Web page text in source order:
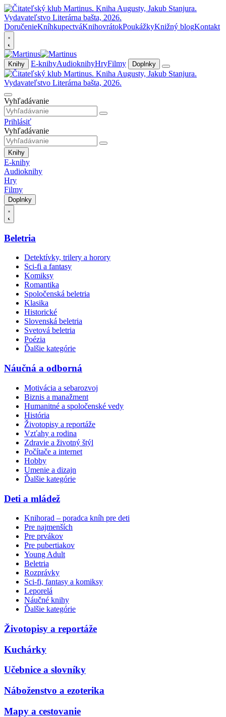
DoručenieKníhkupectváKnihovrátokPoukážkyKnižný blogKontakt
Knihy E-knihyAudioknihyHryFilmy Doplnky
Vyhľadávanie
Prihlásiť
Vyhľadávanie
Knihy
E-knihy
Audioknihy
Hry
Filmy
Doplnky
Beletria
Detektívky, trilery a horory
Sci-fi a fantasy
Komiksy
Romantika
Spoločenská beletria
Klasika
Historické
Slovenská beletria
Svetová beletria
Poézia
Ďalšie kategórie
Náučná a odborná
Motivácia a sebarozvoj
Biznis a manažment
Humanitné a spoločenské vedy
História
Životopisy a reportáže
Vzťahy a rodina
Zdravie a životný štýl
Počítače a internet
Hobby
Umenie a dizajn
Ďalšie kategórie
Deti a mládež
Knihorad – poradca kníh pre deti
Pre najmenších
Pre prvákov
Pre pubertiakov
Young Adult
Beletria
Rozprávky
Sci-fi, fantasy a komiksy
Leporelá
Náučné knihy
Ďalšie kategórie
Životopisy a reportáže
Kuchárky
Učebnice a slovníky
Náboženstvo a ezoterika
Mapy a cestovanie